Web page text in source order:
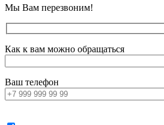
Мы Вам перезвоним!
Как к вам можно обращаться
Ваш телефон